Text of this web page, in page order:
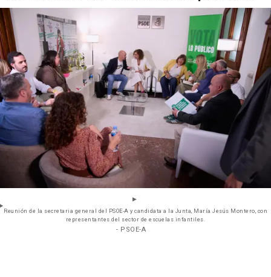
Reunión de la secretaria general del PSOE-A y candidata a la Junta, María Jesús Montero, con
representantes del sector de escuelas infantiles.
- PSOE-A